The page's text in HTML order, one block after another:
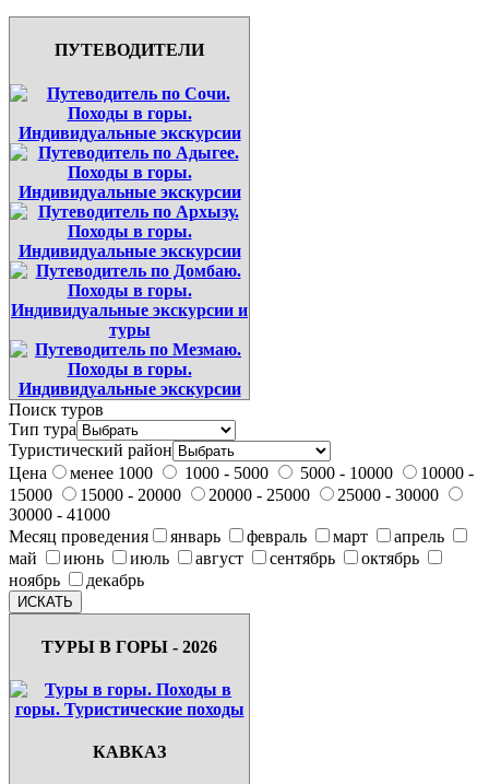
ПУТЕВОДИТЕЛИ
Поиск туров
Тип тура
Туристический район
Цена
менее 1000 1000 - 5000 5000 - 10000
10000 -
15000
15000 - 20000 20000 - 25000
25000 - 30000
30000 - 41000
Месяц проведения
январь февраль март
апрель
май
июнь июль август сентябрь
октябрь
ноябрь
декабрь
ТУРЫ В ГОРЫ - 2026
КАВКАЗ